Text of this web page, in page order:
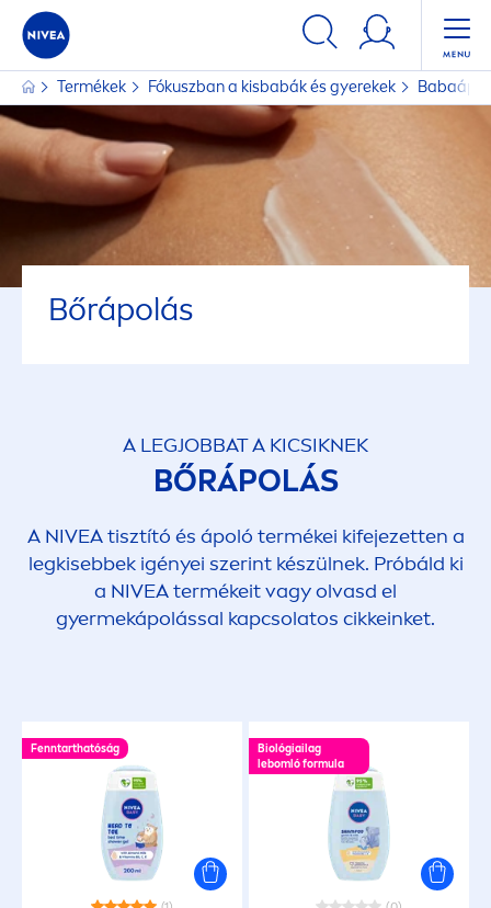
Termékek Fókuszban a kisbabák és gyerekek
Bőrápolás
A LEGJOBBAT A KICSIKNEK
BŐRÁPOLÁS
A NIVEAtisztító és ápoló termékei kifejezetten a
legkisebbek igényei szerint készülnek. Próbáld ki
a NIVEAtermékeit vagy olvasd el
gyermekápolással kapcsolatos cikkeinket.
Fenntarthatóság
Biológiailag
lebomló formula